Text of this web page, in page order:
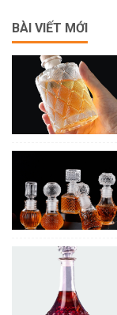
BÀI VIẾT MỚI